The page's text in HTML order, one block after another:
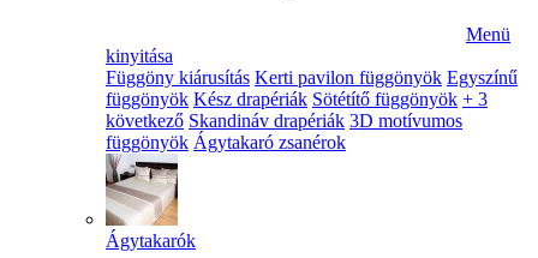
Menü
kinyitása
Függöny kiárusítás Kerti pavilon függönyök Egyszínű
függönyök Kész drapériák Sötétítő függönyök + 3
következő Skandináv drapériák 3D motívumos
függönyök Ágytakaró zsanérok
Ágytakarók